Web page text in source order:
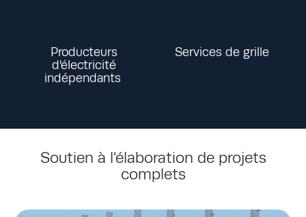
Producteurs
d'électricité
indépendants
Services de grille
Soutien à l'élaboration de projets
complets